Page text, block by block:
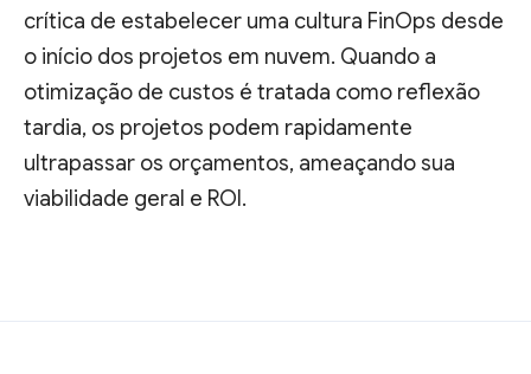
crítica de estabelecer uma cultura FinOps desde
o início dos projetos em nuvem. Quando a
otimização de custos é tratada como reflexão
tardia, os projetos podem rapidamente
ultrapassar os orçamentos, ameaçando sua
viabilidade geral e ROI.